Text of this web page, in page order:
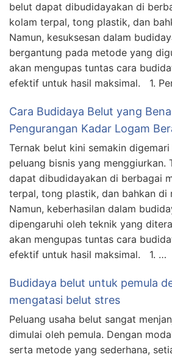
belut dapat dibudidayakan di
kolam terpal, tong plastik, dan
Namun, kesuksesan dalam
bergantung pada metode yang
akan mengupas tuntas cara
efektif untuk hasil maksimal. 1.
Cara Budidaya Belut yang
Pengurangan Kadar Logam
Ternak belut kini semakin
peluang bisnis yang menggiurkan.
dapat dibudidayakan di berbagai
terpal, tong plastik, dan bahkan di
Namun, keberhasilan dalam
dipengaruhi oleh teknik yang
akan mengupas tuntas cara
efektif untuk hasil maksimal. 1. …
Budidaya belut untuk pemula
mengatasi belut stres
Peluang usaha belut sangat
dimulai oleh pemula. Dengan
serta metode yang sederhana,